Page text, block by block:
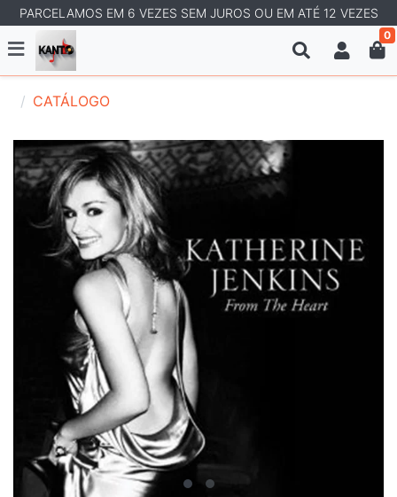
PARCELAMOS EM 6 VEZES SEM JUROS OU EM ATÉ 12 VEZES
0
CATÁLOGO